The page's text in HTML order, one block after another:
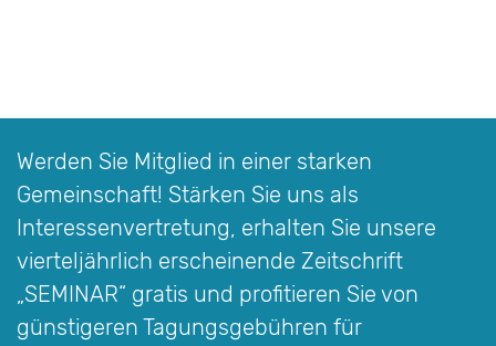
Werden Sie Mitglied in einer starken
Gemeinschaft! Stärken Sie uns als
Interessen­vertretung, erhalten Sie unsere
vierteljährlich erscheinende Zeitschrift
„SEMINAR“ gratis und profitieren Sie von
günstigeren Tagungsgebühren für